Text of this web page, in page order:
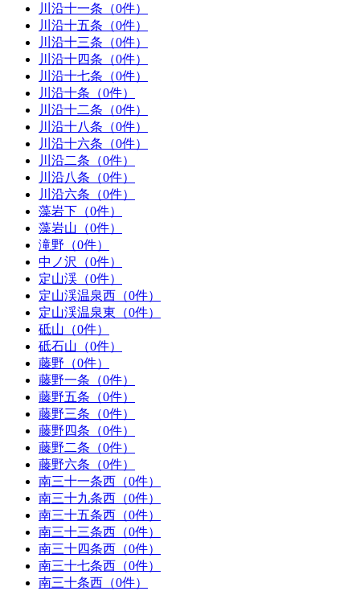
川沿十一条（0件）
川沿十五条（0件）
川沿十三条（0件）
川沿十四条（0件）
川沿十七条（0件）
川沿十条（0件）
川沿十二条（0件）
川沿十八条（0件）
川沿十六条（0件）
川沿二条（0件）
川沿八条（0件）
川沿六条（0件）
藻岩下（0件）
藻岩山（0件）
滝野（0件）
中ノ沢（0件）
定山渓（0件）
定山渓温泉西（0件）
定山渓温泉東（0件）
砥山（0件）
砥石山（0件）
藤野（0件）
藤野一条（0件）
藤野五条（0件）
藤野三条（0件）
藤野四条（0件）
藤野二条（0件）
藤野六条（0件）
南三十一条西（0件）
南三十九条西（0件）
南三十五条西（0件）
南三十三条西（0件）
南三十四条西（0件）
南三十七条西（0件）
南三十条西（0件）